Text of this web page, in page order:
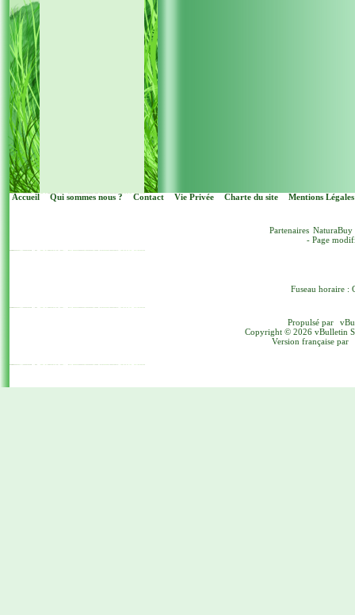
Accueil Qui sommes nous ? Contact Vie Privée Charte du site Mentions Légales
Partenaires NaturaBuy
- Page
Fuseau horaire :
Propulsé par
Copyright © 2026 vBulletin
Version française par